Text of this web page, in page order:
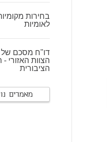
בחירות
לאומיות
דו"ח מסכם של
הצוות האזורי
הציבורית
מאמרים